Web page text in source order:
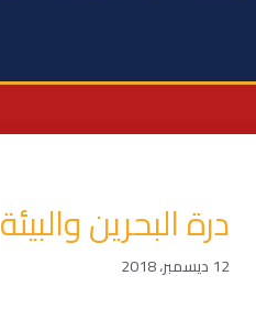
درة البحرين والبيئة
12 ديسمبر، 2018